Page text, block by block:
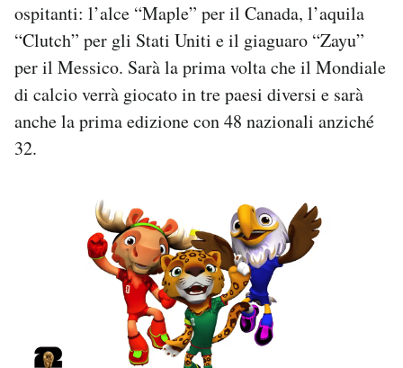
NEWSLETTER
I MIEI PREFERITI
CALENDARIO
AREA PERSONALE
Area Personale
Notifiche mobile
ospitanti: l’alce “Maple” per il Canada, l’aquila
“Clutch” per gli Stati Uniti e il giaguaro “Zayu”
per il Messico. Sarà la prima volta che il Mondiale
di calcio verrà giocato in tre paesi diversi e sarà
anche la prima edizione con 48 nazionali anziché
32.